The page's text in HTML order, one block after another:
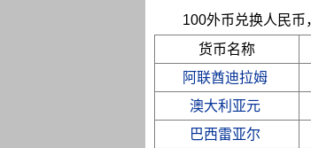
100外币兑换人民币，
货币名称
阿联酋迪拉姆
澳大利亚元
巴西雷亚尔